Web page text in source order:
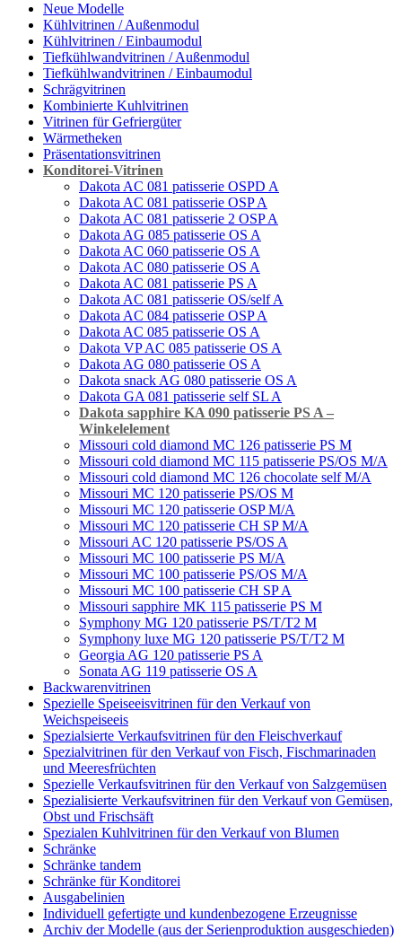
Neue Modelle
Kühlvitrinen / Außenmodul
Kühlvitrinen / Einbaumodul
Tiefkühlwandvitrinen / Außenmodul
Tiefkühlwandvitrinen / Einbaumodul
Schrägvitrinen
Кombinierte Kuhlvitrinen
Vitrinen für Gefriergüter
Wärmetheken
Präsentationsvitrinen
Konditorei-Vitrinen
Dakota AС 081 patisserie OSPD A
Dakota AС 081 patisserie OSP A
Dakota AС 081 patisserie 2 OSP A
Dakota AG 085 patisserie OS A
Dakota AC 060 patisserie OS A
Dakota AС 080 patisserie OS A
Dakota AC 081 patisserie PS A
Dakota AC 081 patisserie OS/self A
Dakota AС 084 patisserie OSP A
Dakota AC 085 patisserie OS A
Dakota VP AC 085 patisserie OS A
Dakota AG 080 patisserie OS A
Dakota snack AG 080 patisserie OS A
Dakota GA 081 patisserie self SL A
Dakota sapphire KA 090 patisserie PS A –
Winkelelement
Missouri cold diamond MC 126 patisserie PS M
Missouri cold diamond MC 115 patisserie PS/OS M/A
Missouri cold diamond MC 126 chocolate self M/A
Missouri MC 120 patisserie PS/OS M
Missouri МC 120 patisserie OSP M/A
Missouri MC 120 patisserie СН SP M/A
Missouri AC 120 patisserie PS/OS A
Missouri MC 100 patisserie PS M/A
Missouri MC 100 patisserie PS/OS M/A
Missouri MC 100 patisserie СН SP A
Missouri sapphire MK 115 patisserie PS M
Symphony MG 120 patisserie PS/T/T2 M
Symphony luxe MG 120 patisserie PS/T/T2 M
Georgia AG 120 patisserie PS A
Sonata AG 119 patisserie OS A
Backwarenvitrinen
Spezielle Speiseeisvitrinen für den Verkauf von
Weichspeiseeis
Spezialsierte Verkaufsvitrinen für den Fleischverkauf
Spezialvitrinen für den Verkauf von Fisch, Fischmarinaden
und Meeresfrüchten
Spezielle Verkaufsvitrinen für den Verkauf von Salzgemüsen
Spezialisierte Verkaufsvitrinen für den Verkauf von Gemüsen,
Obst und Frischsäft
Spezialen Kuhlvitrinen für den Verkauf von Blumen
Schränke
Schränke tandem
Schränke für Konditorei
Ausgabelinien
Individuell gefertigte und kundenbezogene Erzeugnisse
Archiv der Modelle (aus der Serienproduktion ausgeschieden)